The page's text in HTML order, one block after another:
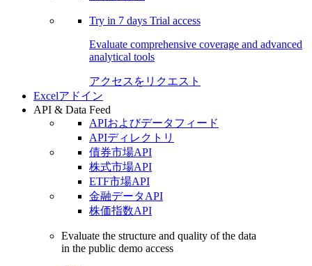
Try in 7 days Trial access
Evaluate comprehensive coverage and advanced
analytical tools
アクセスをリクエスト
Excelアドイン
API & Data Feed
APIおよびデータフィード
APIディレクトリ
債券市場API
株式市場API
ETF市場API
金融データAPI
株価指数API
Evaluate the structure and quality of the data
in the public demo access